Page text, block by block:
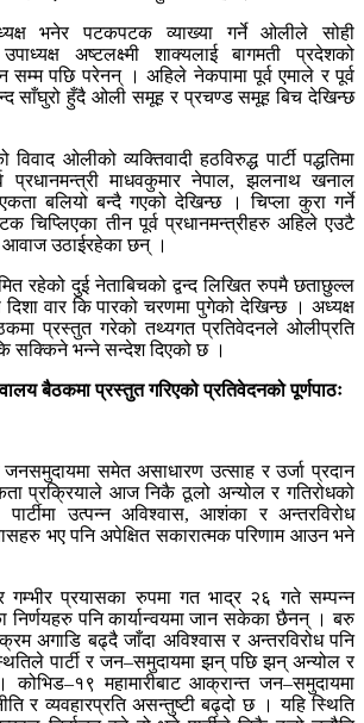
भनेर पटकपटक व्याख्या गर्ने ओलीले सोही
उपाध्यक्ष अष्टलक्ष्मी शाक्यलाई बागमती प्रदेशको
सम्म पछि परेनन् । अहिले नेकपामा पूर्व एमाले र पूर्व
साँघुरो हुँदै ओली समूह र प्रचण्ड समूह बिच देखिन्छ
विवाद ओलीको व्यक्तिवादी हठविरुद्ध पार्टी पद्धतिमा
प्रधानमन्त्री माधवकुमार नेपाल, झलनाथ खनाल
बलियो बन्दै गएको देखिन्छ । चिप्ला कुरा गर्ने
चिप्लिएका तीन पूर्व प्रधानमन्त्रीहरु अहिले एउटै
आवाज उठाईरहेका छन् ।
रहेको दुई नेताबिचको द्वन्द लिखित रुपमै छताछुल्ल
वार कि पारको चरणमा पुगेको देखिन्छ । अध्यक्ष
प्रस्तुत गरेको तथ्यगत प्रतिवेदनले ओलीप्रति
सक्किने भन्ने सन्देश दिएको छ ।
बैठकमा प्रस्तुत गरिएको प्रतिवेदनको पूर्णपाठः
जनसमुदायमा समेत असाधारण उत्साह र उर्जा प्रदान
प्रक्रियाले आज निकै ठूलो अन्योल र गतिरोधको
उत्पन्न अविश्वास, आशंका र अन्तरविरोध
भए पनि अपेक्षित सकारात्मक परिणाम आउन भने
गम्भीर प्रयासका रुपमा गत भाद्र २६ गते सम्पन्न
निर्णयहरु पनि कार्यान्वयमा जान सकेका छैनन् । बरु
अगाडि बढ्दै जाँदा अविश्वास र अन्तरविरोध पनि
पार्टी र जन–समुदायमा झन् पछि झन् अन्योल र
कोभिड–१९ महामारीबाट आक्रान्त जन–समुदायमा
र व्यवहारप्रति असन्तुष्टी बढ्दो छ । यहि स्थिति